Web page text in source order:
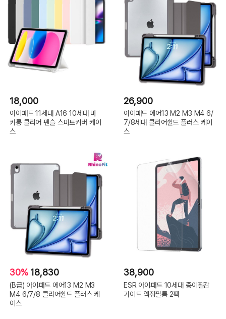
18,000
아이패드 11세대 A16 10세대 마
카롱 클리어 펜슬 스마트커버 케이
스
26,900
아이패드 에어13 M2 M3 M4 6/
7/8세대 클리어쉴드 플러스 케이
스
30% 18,830
(B급) 아이패드 에어13 M2 M3
M4 6/7/8 클리어쉴드 플러스 케
이스
38,900
ESR 아이패드 10세대 종이질감
가이드 액정필름 2팩